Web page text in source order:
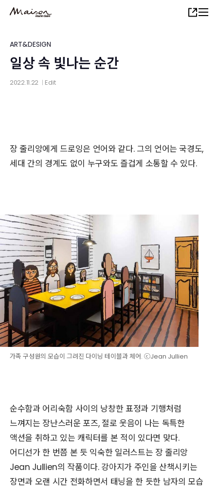
content
Share
ART&DESIGN
일상 속 빛나는 순간
2022.11.22 Edit
장 줄리앙에게 드로잉은 언어와 같다. 그의 언어는 국경도,
세대 간의 경계도 없이 누구와도 즐겁게 소통할 수 있다.
가족 구성원의 모습이 그려진 다이닝 테이블과 체어. ⓒJean Jullien
순수함과 어리숙함 사이의 낭창한 표정과 기행처럼
느껴지는 장난스러운 포즈, 절로 웃음이 나는 독특한
액션을 취하고 있는 캐릭터를 본 적이 있다면 맞다.
어디선가 한 번쯤 본 듯 익숙한 일러스트는 장 줄리앙
Jean Jullien의 작품이다. 강아지가 주인을 산책시키는
장면과 오랜 시간 전화하면서 태닝을 한 듯한 남자의 모습